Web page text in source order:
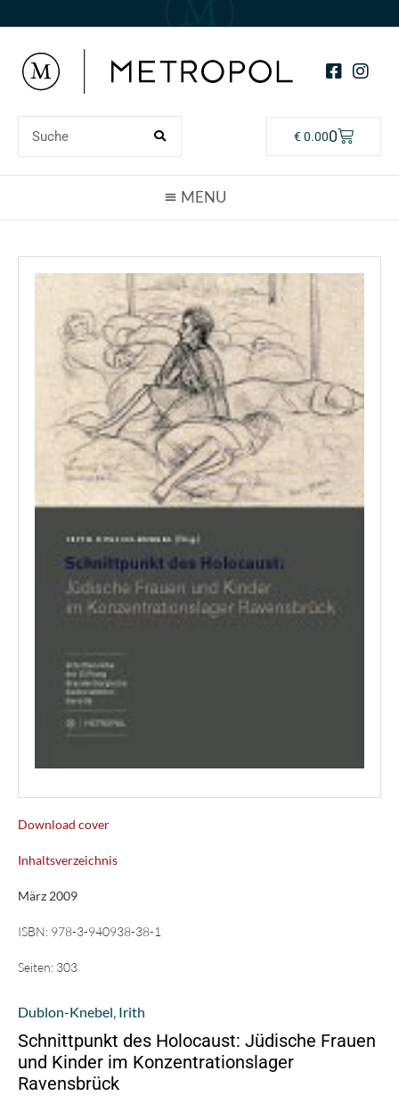
€0.000
Download cover
Inhaltsverzeichnis
März 2009
ISBN: 978-3-940938-38-1
Seiten: 303
Dublon-Knebel‚ Irith
Schnittpunkt des Holocaust: Jüdische Frauen
und Kinder im Konzentrationslager
Ravensbrück